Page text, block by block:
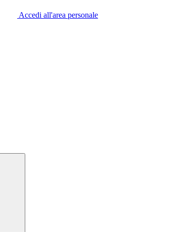
Accedi all'area personale